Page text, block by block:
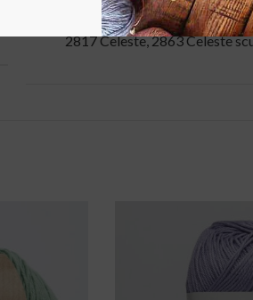
100 Bianco,18 Crema,2316
2817 Celeste,2863 Celeste